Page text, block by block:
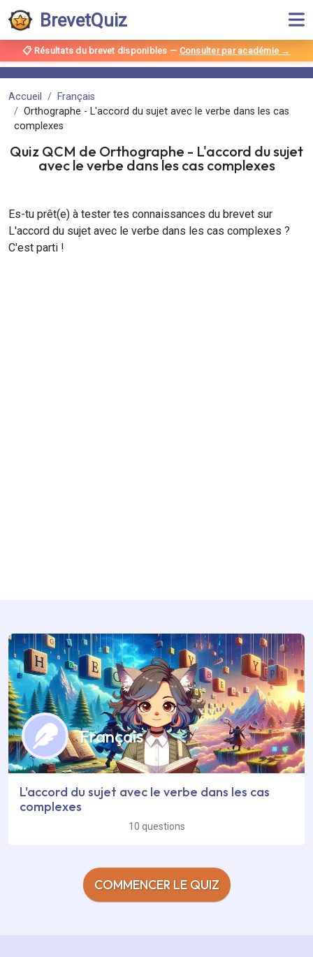
BrevetQuiz
📋 Résultats du brevet disponibles — Consulter par académie →
Accueil
Français
Orthographe - L'accord du sujet avec le verbe dans les cas
complexes
Quiz QCM de Orthographe - L'accord du sujet
avec le verbe dans les cas complexes
Es-tu prêt(e) à tester tes connaissances du brevet sur
L'accord du sujet avec le verbe dans les cas complexes ?
C'est parti !
Français
L'accord du sujet avec le verbe dans les cas
complexes
10 questions
COMMENCER LE QUIZ